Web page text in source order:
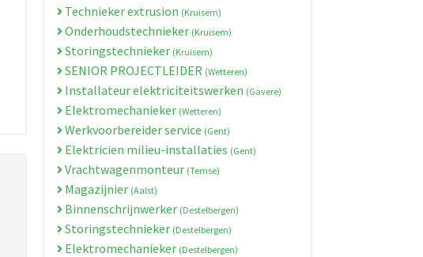
Technieker extrusion (Kruisem)
Onderhoudstechnieker (Kruisem)
Storingstechnieker (Kruisem)
SENIOR PROJECTLEIDER (Wetteren)
Installateur elektriciteitswerken (Gavere)
Elektromechanieker (Wetteren)
Werkvoorbereider service (Gent)
Elektricien milieu-installaties (Gent)
Vrachtwagenmonteur (Temse)
Magazijnier (Aalst)
Binnenschrijnwerker (Destelbergen)
Storingstechnieker (Destelbergen)
Elektromechanieker (Destelbergen)